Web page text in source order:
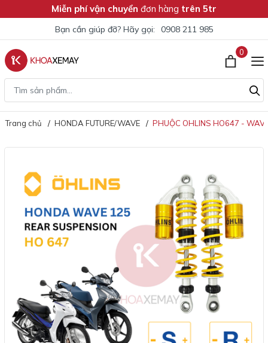
Miễn phí vận chuyển đơn hàng trên 5tr
Bạn cần giúp đỡ? Hãy gọi: 0908 211 985
0
Trang chủ HONDA FUTURE/WAVE PHUỘC OHLINS HO647 -